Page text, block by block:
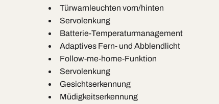
Türwarnleuchten vorn/hinten
Servolenkung
Batterie-Temperaturmanagement
Adaptives Fern- und Abblendlicht
Follow-me-home-Funktion
Servolenkung
Gesichtserkennung
Müdigkeitserkennung